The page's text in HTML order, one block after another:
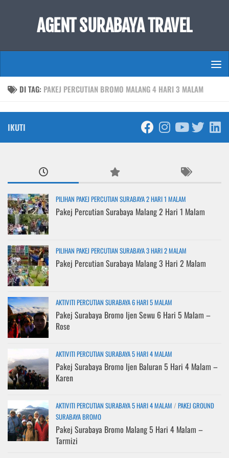
Skip to content
AGENT SURABAYA TRAVEL
DI TAG: PAKEJ PERCUTIAN BROMO MALANG 4 HARI 3 MALAM
IKUTI
PILIHAN PAKEJ PERCUTIAN SURABAYA 2 HARI 1 MALAM
Pakej Percutian Surabaya Malang 2 Hari 1 Malam
PILIHAN PAKEJ PERCUTIAN SURABAYA 3 HARI 2 MALAM
Pakej Percutian Surabaya Malang 3 Hari 2 Malam
AKTIVITI PERCUTIAN SURABAYA 6 HARI 5 MALAM
Pakej Surabaya Bromo Ijen Sewu 6 Hari 5 Malam –
Rose
AKTIVITI PERCUTIAN SURABAYA 5 HARI 4 MALAM
Pakej Surabaya Bromo Ijen Baluran 5 Hari 4 Malam –
Karen
AKTIVITI PERCUTIAN SURABAYA 5 HARI 4 MALAM / PAKEJ GROUND
SURABAYA BROMO
Pakej Surabaya Bromo Malang 5 Hari 4 Malam –
Tarmizi